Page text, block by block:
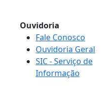
Ouvidoria
Fale Conosco
Ouvidoria Geral
SIC - Serviço de
Informação